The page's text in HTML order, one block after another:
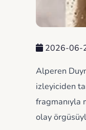
2026-06-
Alperen
izleyiciden
fragmanıyla
olay